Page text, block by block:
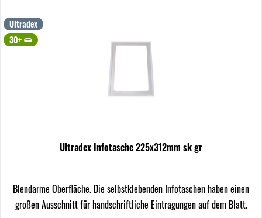
Ultradex
30+
Ultradex Infotasche 225x312mm sk gr
Blendarme Oberfläche. Die selbstklebenden Infotaschen haben einen
großen Ausschnitt für handschriftliche Eintragungen auf dem Blatt.